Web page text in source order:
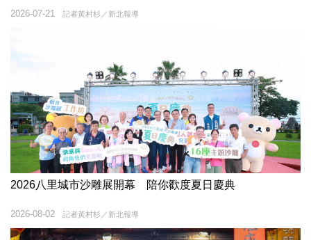
記者黃村杉／新北報導
2026-07-21
2026八里城市沙雕展開幕 陪你歡度夏日慶典
記者黃村杉／新北報導
2026-08-02